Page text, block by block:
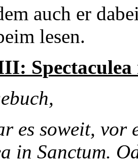
auch er
lesen.
Spectaculea
es soweit, vor
in Sanctum.